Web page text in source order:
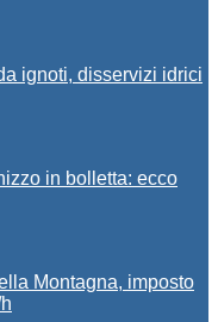
ignoti, disservizi idrici
in bolletta: ecco
Montagna, imposto